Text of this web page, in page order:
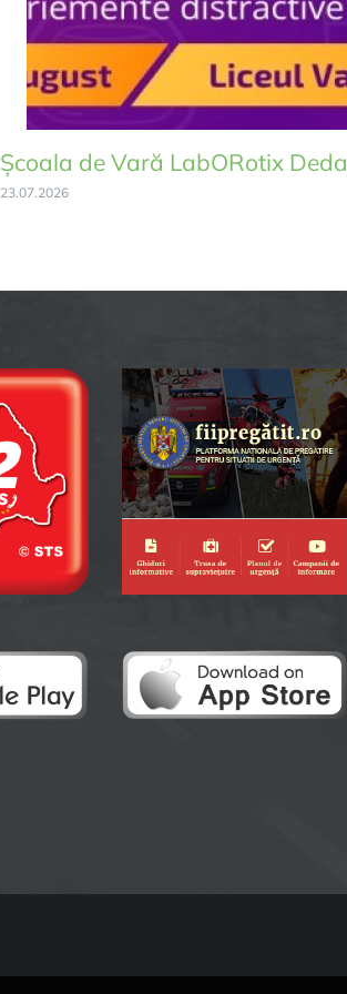
Școala de Vară LabORotix Deda
23.07.2026